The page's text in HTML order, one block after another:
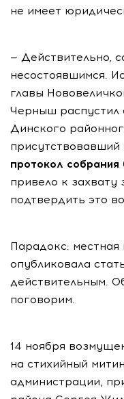
не имеет
— Действительно,
несостоявшимся.
главы
Черныш распустил
Динского
присутствовавший
протокол
привело к захвату
подтвердить это
Парадокс: местная
опубликовала
действительным.
поговорим.
14 ноября
на стихийный
администрации,